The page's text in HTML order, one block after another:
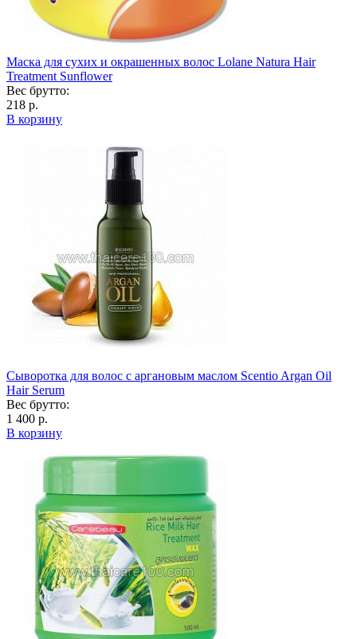
Маска для сухих и окрашенных волос Lolane Natura Hair
Treatment Sunflower
Вес брутто:
218 р.
В корзину
Сыворотка для волос с аргановым маслом Scentio Argan Oil
Hair Serum
Вес брутто:
1 400 р.
В корзину